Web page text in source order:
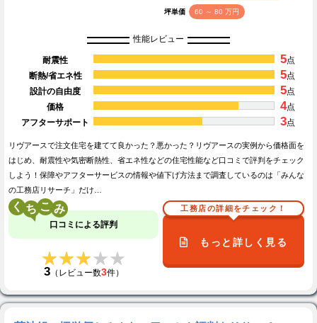
坪単価 60 ～ 80 万円
性能レビュー
耐震性 5点
断熱/省エネ性
5点
設計の自由度
5点
価格
4点
アフターサポート
3点
リヴアースで注文住宅を建てて良かった？悪かった？リヴアースの実例から価格面を
はじめ、耐震性や気密断熱性、省エネ性などの住宅性能など口コミで評判をチェック
しよう！保障やアフターサービスの情報や値下げ方法まで調査しているのは「みんな
の工務店リサーチ」だけ…
く こ
口コミによる評判
★★★★★
★★★★★
3（レビュー数3件）
工務店の詳細をチェック！
もっと詳しく見る